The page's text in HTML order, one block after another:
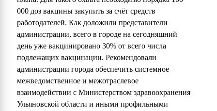
000 доз вакцины закупить за счёт средств
работодателей. Как доложили представители
администрации, всего в городе на сегодняшний
день уже вакцинировано 30% от всего числа
подлежащих вакцинации. Рекомендовали
администрации города обеспечить системное
межведомственное и межотраслевое
взаимодействии с Министерством здравоохранения
Ульяновской области и иными профильными